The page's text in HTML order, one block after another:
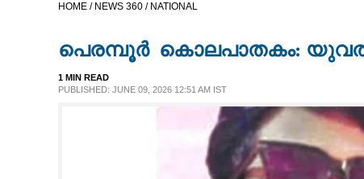
HOME / NEWS 360 / NATIONAL
പെ​ര​മ്പൂ​ർ​ ​ ​കൊലപാതകം:
1 MIN READ
PUBLISHED: JUNE 09, 2026 12:51 AM IST